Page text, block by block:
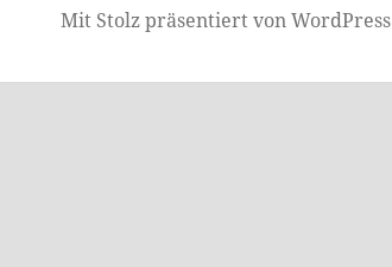
Mit Stolz präsentiert von WordPress